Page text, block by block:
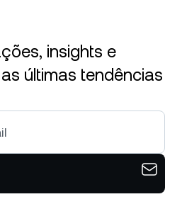
insights e
últimas tendências